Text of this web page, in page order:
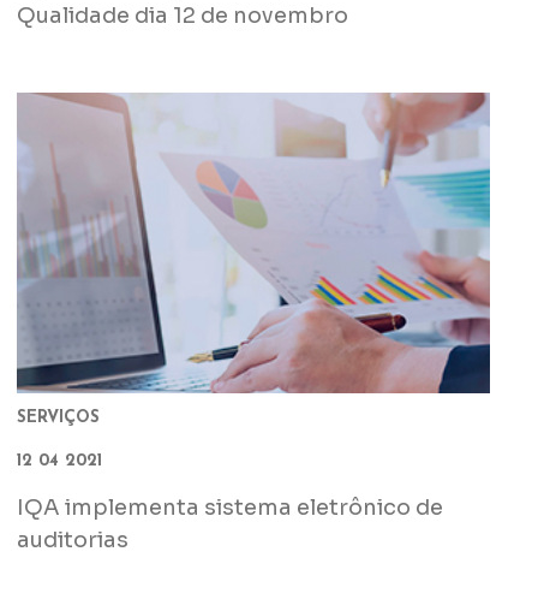
Qualidade dia 12 de novembro
SERVIÇOS
12 04 2021
IQA implementa sistema eletrônico de
auditorias